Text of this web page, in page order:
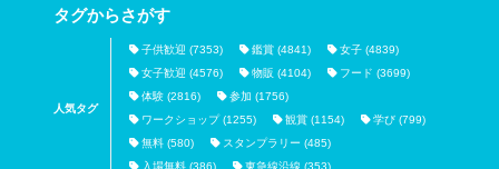
タグからさがす
人気タグ
子供歓迎 (7353) 鑑賞 (4841)
女子 (4839)
女子歓迎 (4576)
物販 (4104)
フード (3699)
体験 (2816)
参加 (1756)
ワークショップ (1255)
観賞 (1154)
学び (799)
無料 (580)
スタンプラリー (485)
入場無料 (386)
東急線沿線 (353)